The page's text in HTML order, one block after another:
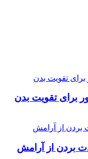
برای تقویت بدن
بردن از آرامش